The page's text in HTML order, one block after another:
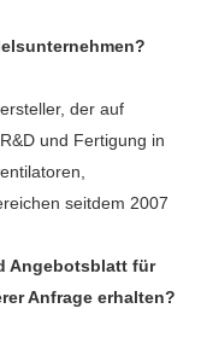
der auf
und Fertigung in
seitdem 2007
Angebotsblatt für
Anfrage erhalten?